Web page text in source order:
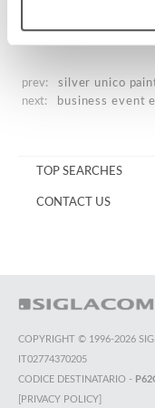
prev:
silver unico
next:
business event
TOP SEARCHES
CONTACT US
COPYRIGHT © 1996-2026
IT02774370205
CODICE DESTINATARIO -
[PRIVACY POLICY]